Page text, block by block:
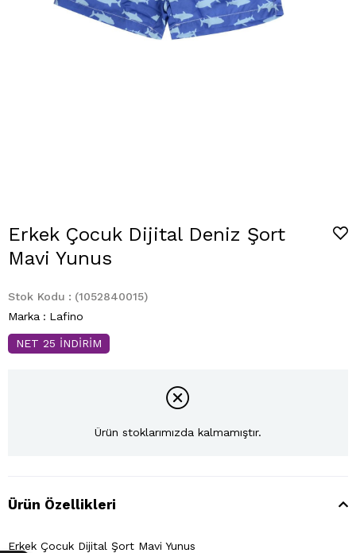
Erkek Çocuk Dijital Deniz Şort
Mavi Yunus
Stok Kodu
(1052840015)
Marka : Lafino
NET 25 İNDİRİM
Ürün stoklarımızda kalmamıştır.
Ürün Özellikleri
Erkek Çocuk Dijital Şort Mavi Yunus